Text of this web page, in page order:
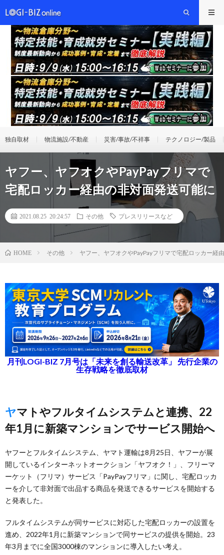
独自取材 物流施設/不動産 災害/事故/不祥事 テクノロジー/製品
ヤフー、ヤフオクやPayPayフリマで
宅配ロッカー経由の非対面発送可能に
2021.08.25 20:24:57 その他 プレスリリースなど
HOME その他 ヤフー、ヤフオクやPayPayフリマで宅配ロッカー経
月刊LOGI-BIZ 7月号は「未来を創る輸送改革」 先行企業の
生存戦略を徹底取材
ヤマトやフルタイムシステムと連携、22
年1月に新築マンションでサービス開始へ
ヤフーとフルタイムシステム、ヤマト運輸は8月25日、ヤフーが展
開しているインターネットオークション「ヤフオク！」、フリーマ
ーケット（フリマ）サービス「PayPayフリマ」に関し、宅配ロッカ
ーを介して非対面で出品する商品を発送できるサービスを開始する
と発表した。
フルタイムシステムが同サービスに対応した宅配ロッカーの設置を
進め、2022年1月に新築マンションで同サービスの提供を開始。23
年3月までに全国3000棟のマンションに導入したい考え。